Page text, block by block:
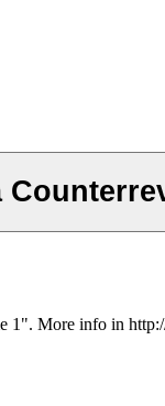
1". More info in